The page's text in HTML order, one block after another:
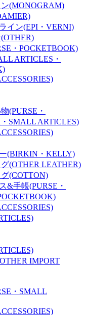
(MONOGRAM)
イン(EPI・VERNI)
・POCKETBOOK)
ARTICLES・
(PURSE・
SMALL ARTICLES)
(BIRKIN・KELLY)
(OTHER LEATHER)
(COTTON)
&手帳(PURSE・
IMPORT
・SMALL